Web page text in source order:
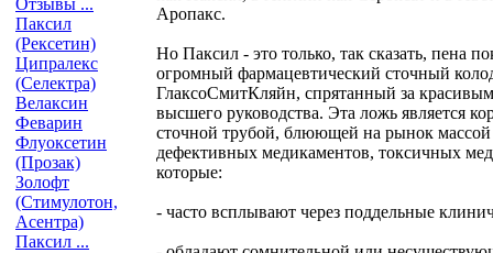
Отзывы ...
Паксил
(Рексетин)
Ципралекс
(Селектра)
Велаксин
Феварин
Флуоксетин
(Прозак)
Золофт
(Стимулотон,
Асентра)
Паксил ...
Аропакс.
Но Паксил - это только, так сказать, пена
огромный фармацевтический сточный
ГлаксоСмитКляйн, спрятанный за
высшего руководства. Эта ложь является
сточной трубой, блюющей на рынок
дефективных медикаментов, токсичных
которые:
- часто всплывают через поддельные